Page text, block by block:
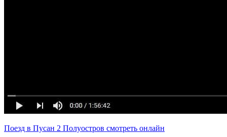
Поезд в Пусан 2 Полуостров смотреть онлайн